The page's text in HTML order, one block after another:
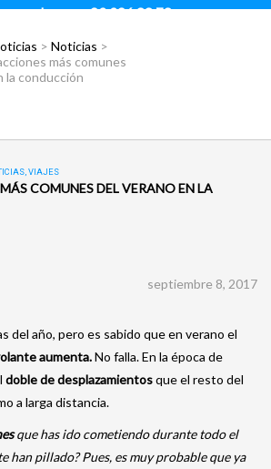
pulsar: 93 296 88 78
> Noticias >
más comunes
la conducción
VIAJES
COMUNES DEL VERANO EN LA
septiembre 8, 2017
del año, pero es sabido que en verano el
aumenta.No falla. En la época de
doble de desplazamientosque el resto del
a larga distancia.
que has ido cometiendo durante todo el
han pillado? Pues, es muy probable que ya